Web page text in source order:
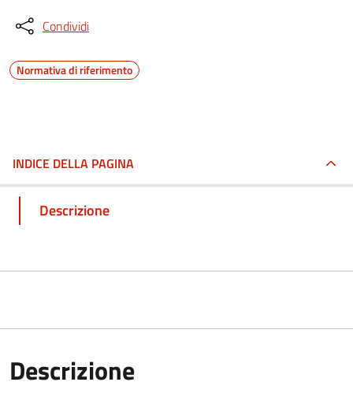
Condividi
Normativa di riferimento
INDICE DELLA PAGINA
Descrizione
Descrizione